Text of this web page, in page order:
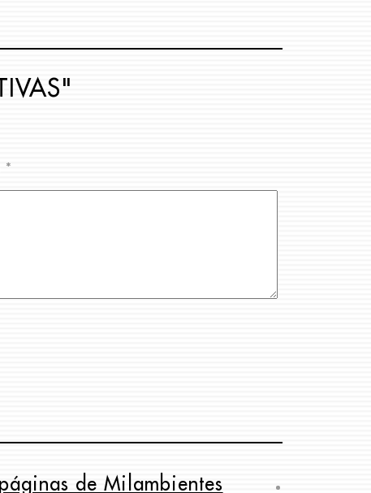
*
páginas de Milambientes